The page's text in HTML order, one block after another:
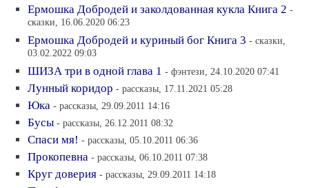
Ермошка Добродей и заколдованная кукла Книга 2 -
сказки, 16.06.2020 06:23
Ермошка Добродей и куриный бог Книга 3 - сказки,
03.02.2022 09:03
ШИЗА три в одной глава 1 - фэнтези, 24.10.2020 07:41
Лунный коридор - рассказы, 17.11.2021 05:28
Юка - рассказы, 29.09.2011 14:16
Бусы - рассказы, 26.12.2011 08:32
Спаси мя! - рассказы, 05.10.2011 06:36
Прокопевна - рассказы, 06.10.2011 07:38
Круг доверия - рассказы, 29.09.2011 14:18